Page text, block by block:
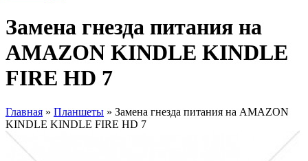
Замена гнезда питания на
AMAZON KINDLE KINDLE
FIRE HD 7
Главная » Планшеты » Замена гнезда питания на AMAZON
KINDLE KINDLE FIRE HD 7